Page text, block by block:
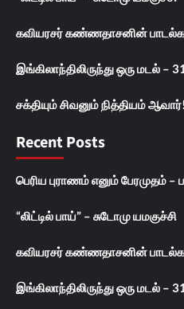
கவியரசர் கண்ணதாசனின்
இங்கிலாந்திலிருந்து ஒரு மடல் –
சக்தியும் சிவனும் நித்தியம் ஆவார்!
Recent Posts
பெரிய புராணம் எனும் பேரமுதம் –
“லிட்டில் பாய்” – சுடோமு யமகுச்சி
கவியரசர் கண்ணதாசனின்
இங்கிலாந்திலிருந்து ஒரு மடல் –